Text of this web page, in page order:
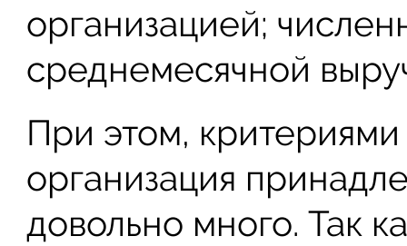
организацией;
среднемесячной
При этом, критериями
организация
довольно много. Так